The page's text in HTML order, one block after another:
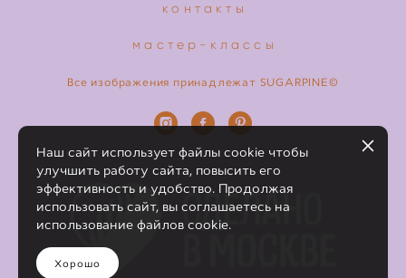
контакты
мастер-классы
Все изображения принадлежат SUGARPINE©
Наш сайт использует файлы cookie чтобы
улучшить работу сайта, повысить его
эффективность и удобство. Продолжая
использовать сайт, вы соглашаетесь на
использование файлов cookie.
Хорошо